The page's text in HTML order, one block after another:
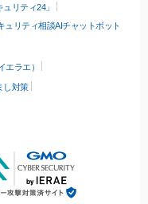
リティ24」
ュリティ相談AIチャットボット
ラエ）
し対策